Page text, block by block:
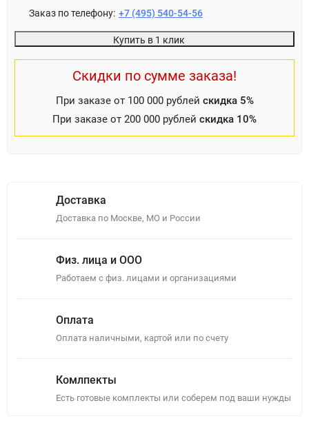
Заказ по телефону: +7 (495) 540-54-56
Купить в 1 клик
Скидки по сумме заказа!
При заказе от 100 000 рублей скидка 5%
При заказе от 200 000 рублей скидка 10%
Доставка
Доставка по Москве, МО и России
Физ. лица и ООО
Работаем с физ. лицами и организациями
Оплата
Оплата наличными, картой или по счету
Комлпекты
Есть готовые комплекты или соберем под ваши нужды